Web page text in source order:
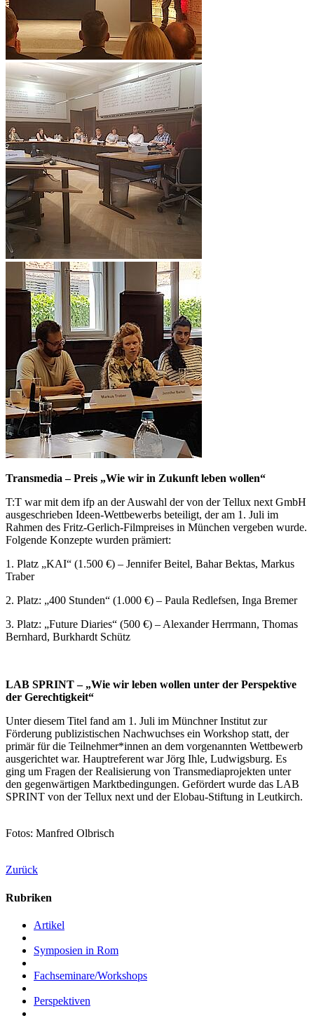
Transmedia – Preis „Wie wir in Zukunft leben wollen“
T:T war mit dem ifp an der Auswahl der von der Tellux next GmbH
ausgeschrieben Ideen-Wettbewerbs beteiligt, der am 1. Juli im
Rahmen des Fritz-Gerlich-Filmpreises in München vergeben wurde.
Folgende Konzepte wurden prämiert:
1. Platz „KAI“ (1.500 €) – Jennifer Beitel, Bahar Bektas, Markus
Traber
2. Platz: „400 Stunden“ (1.000 €) – Paula Redlefsen, Inga Bremer
3. Platz: „Future Diaries“ (500 €) – Alexander Herrmann, Thomas
Bernhard, Burkhardt Schütz
LAB SPRINT – „Wie wir leben wollen unter der Perspektive
der Gerechtigkeit“
Unter diesem Titel fand am 1. Juli im Münchner Institut zur
Förderung publizistischen Nachwuchses ein Workshop statt, der
primär für die Teilnehmer*innen an dem vorgenannten Wettbewerb
ausgerichtet war. Hauptreferent war Jörg Ihle, Ludwigsburg. Es
ging um Fragen der Realisierung von Transmediaprojekten unter
den gegenwärtigen Marktbedingungen. Gefördert wurde das LAB
SPRINT von der Tellux next und der Elobau-Stiftung in Leutkirch.
Fotos: Manfred Olbrisch
Zurück
Rubriken
Artikel
Symposien in Rom
Fachseminare/Workshops
Perspektiven